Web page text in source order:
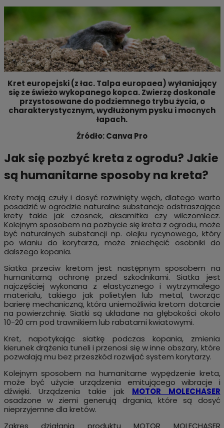
Kret europejski (z łac. Talpa europaea) wyłaniający
się ze świeżo wykopanego kopca. Zwierzę doskonale
przystosowane do podziemnego trybu życia, o
charakterystycznym, wydłużonym pysku i mocnych
łapach.
Źródło: Canva Pro
Jak się pozbyć kreta z ogrodu? Jakie
są humanitarne sposoby na kreta?
Krety mają czuły i dosyć rozwinięty węch, dlatego warto
posadzić w ogrodzie naturalne substancje odstraszające
krety takie jak czosnek, aksamitka czy wilczomlecz.
Kolejnym sposobem na pozbycie się kreta z ogrodu, może
być naturalnych substancji np. olejku rycynowego, który
po wlaniu do korytarza, może zniechęcić osobniki do
dalszego kopania.
Siatka przeciw kretom jest następnym sposobem na
humanitarną ochronę przed szkodnikami. Siatka jest
najczęściej wykonana z elastycznego i wytrzymałego
materiału, takiego jak polietylen lub metal, tworząc
barierę mechaniczną, która uniemożliwia kretom dotarcie
na powierzchnię. Siatki są układane na głębokości około
10-20 cm pod trawnikiem lub rabatami kwiatowymi.
Kret, napotykając siatkę podczas kopania, zmienia
kierunek drążenia tuneli i przenosi się w inne obszary, które
pozwalają mu bez przeszkód rozwijać system korytarzy.
Kolejnym sposobem na humanitarne wypędzenie kreta,
może być użycie urządzenia emitującego wibracje i
dźwięki. Urządzenia takie jak MOTOR MOLECHASER
osadzone w ziemi generują drgania, które są dosyć
nieprzyjemne dla kretów.
Zakres działania produktu MOTOR MOLECHASER